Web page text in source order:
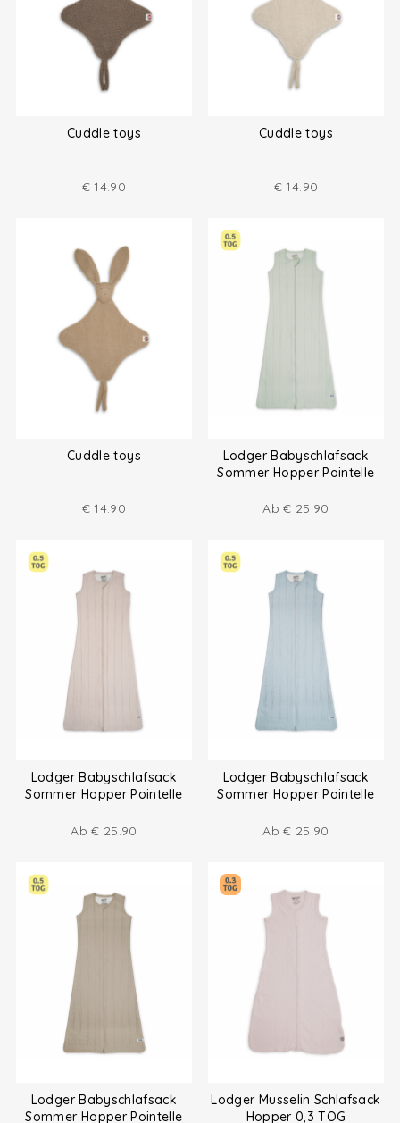
Cuddle toys
€ 14.90
Cuddle toys
€ 14.90
Cuddle toys
€ 14.90
Lodger Babyschlafsack
Sommer Hopper Pointelle
Ab€ 25.90
Lodger Babyschlafsack
Sommer Hopper Pointelle
Ab€ 25.90
Lodger Babyschlafsack
Sommer Hopper Pointelle
Ab€ 25.90
Lodger Babyschlafsack
Sommer Hopper Pointelle
Lodger Musselin Schlafsack
Hopper 0,3 TOG